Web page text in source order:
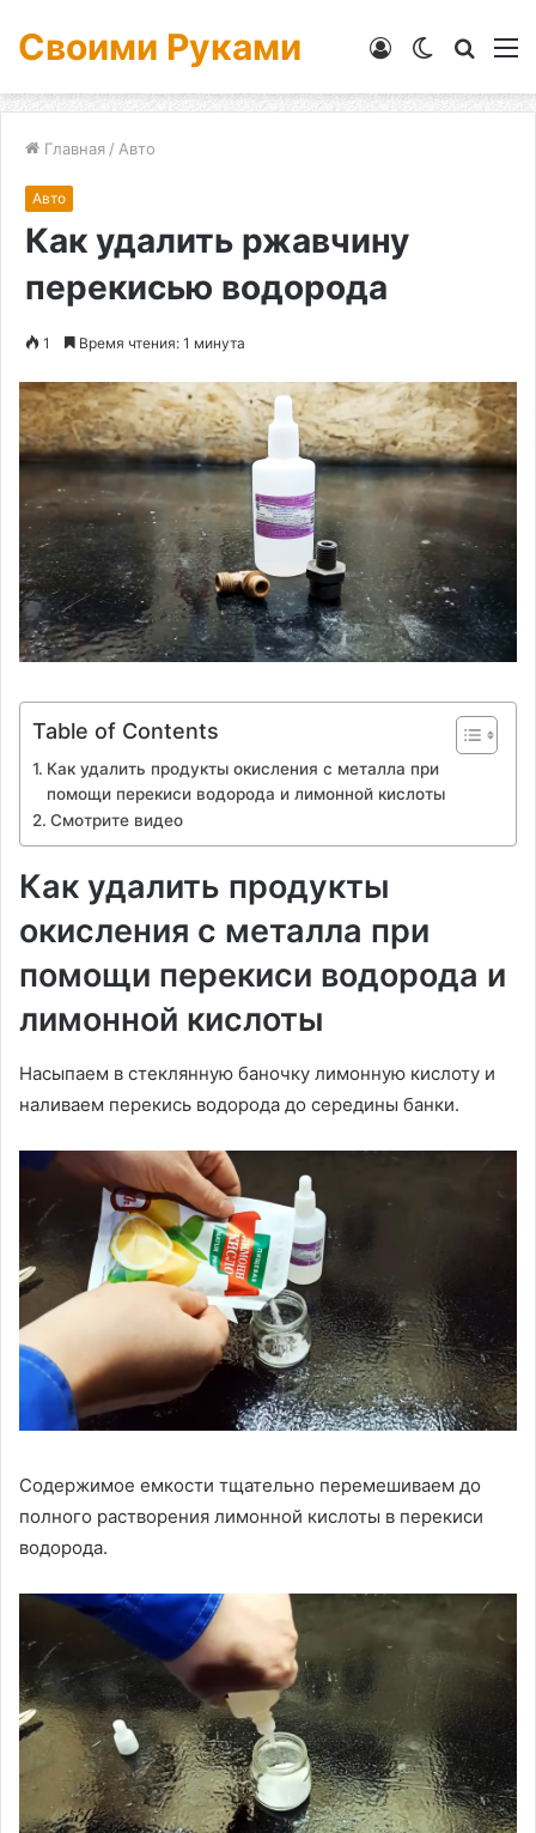
Своими Руками
Switch
Войти
Главная / Авто
Авто
Как удалить ржавчину
перекисью водорода
1 Время чтения: 1 минута
Table of Contents
Как удалить продукты окисления с металла при
помощи перекиси водорода и лимонной кислоты
Смотрите видео
Как удалить продукты
окисления с металла при
помощи перекиси водорода и
лимонной кислоты
Насыпаем в стеклянную баночку лимонную кислоту и
наливаем перекись водорода до середины банки.
Содержимое емкости тщательно перемешиваем до
полного растворения лимонной кислоты в перекиси
водорода.